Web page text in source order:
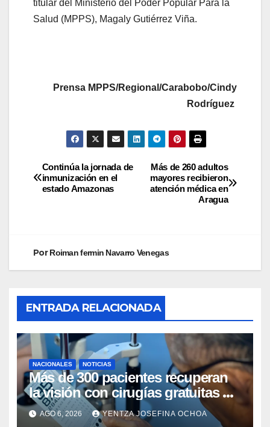
titular del Ministerio del Poder Popular Para la
Salud (MPPS), Magaly Gutiérrez Viña.
Prensa MPPS/Regional/Carabobo/Cindy
Rodríguez
Más de 260 adultos
mayores recibieron
atención médica en
Aragua
Continúa la jornada de
inmunización en el
estado Amazonas
PorRoiman fermin Navarro Venegas
ENTRADA RELACIONADA
NACIONALES NOTICIAS
Más de 300 pacientes recuperan
la visión con cirugías gratuitas de
cataratas en Zulia
AGO 6, 2026 YENTZA JOSEFINA OCHOA